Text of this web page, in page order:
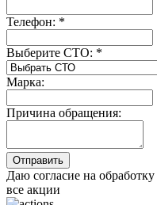
Телефон: *
Выберите СТО: *
Марка:
Причина обращения:
Даю согласие на обработку
все акции